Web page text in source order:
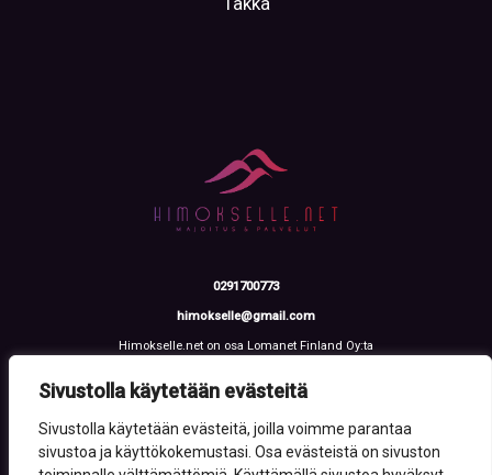
Sivustolla käytetään evästeitä
Sivustolla käytetään evästeitä, joilla voimme parantaa
sivustoa ja käyttökokemustasi. Osa evästeistä on sivuston
0291700773
himokselle@gmail.com
Himokselle.net on osa Lomanet Finland Oy:ta
Y-tunnus: 3612108-2